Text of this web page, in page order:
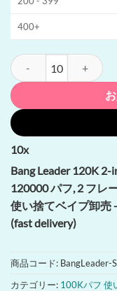
400+
Bang Leader 120K 2-
10x
Bang Leader 120K
120000 パフ, 2 フレ
使い捨てベイプ卸売
(fast delivery)
商品コード: BangLeader-
カテゴリー: 100Kパフ 使